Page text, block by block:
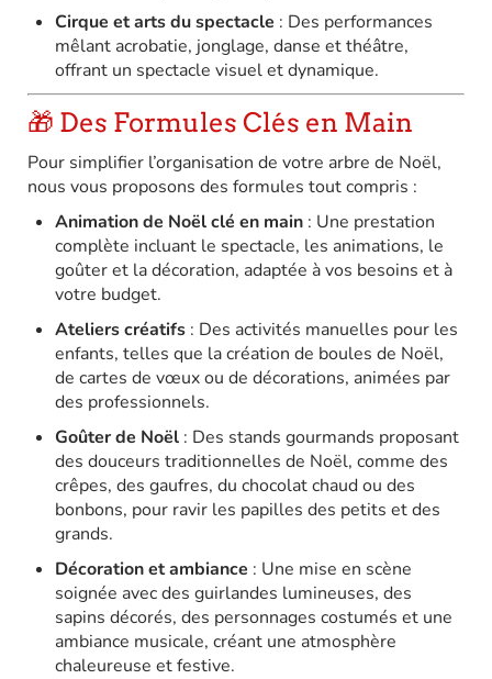
Cirque et arts du spectacle : Des performances
mêlant acrobatie, jonglage, danse et théâtre,
offrant un spectacle visuel et dynamique.
🎁 Des Formules Clés en Main
Pour simplifier l’organisation de votre arbre de Noël,
nous vous proposons des formules tout compris :
Animation de Noël clé en main : Une prestation
complète incluant le spectacle, les animations, le
goûter et la décoration, adaptée à vos besoins et à
votre budget.
Ateliers créatifs : Des activités manuelles pour les
enfants, telles que la création de boules de Noël,
de cartes de vœux ou de décorations, animées par
des professionnels.
Goûter de Noël : Des stands gourmands proposant
des douceurs traditionnelles de Noël, comme des
crêpes, des gaufres, du chocolat chaud ou des
bonbons, pour ravir les papilles des petits et des
grands.
Décoration et ambiance : Une mise en scène
soignée avec des guirlandes lumineuses, des
sapins décorés, des personnages costumés et une
ambiance musicale, créant une atmosphère
chaleureuse et festive.